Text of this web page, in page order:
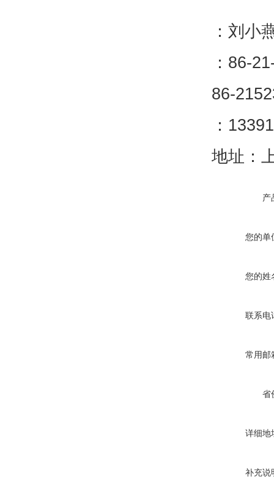
：刘小
：86-
86-
：
地址：
产
您的单
您的姓
联系电
常用邮
省
详细地
补充说